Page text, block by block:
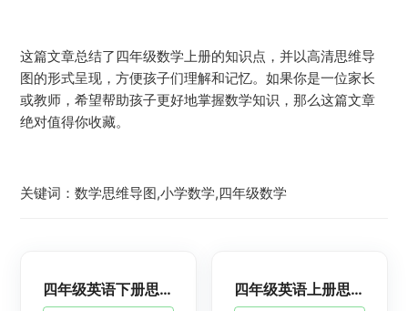
这篇文章总结了四年级数学上册的知识点，并以高清思维导
图的形式呈现，方便孩子们理解和记忆。如果你是一位家长
或教师，希望帮助孩子更好地掌握数学知识，那么这篇文章
绝对值得你收藏。
关键词：数学思维导图,小学数学,四年级数学
四年级英语下册思维导图模板合集，学霸都在用的学习资料！ 四年级英语上册思维导图，全书重点内容汇总，可打印